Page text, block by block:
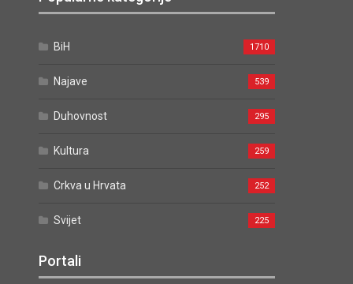
BiH 1710
Najave 539
Duhovnost 295
Kultura 259
Crkva u Hrvata 252
Svijet 225
Portali